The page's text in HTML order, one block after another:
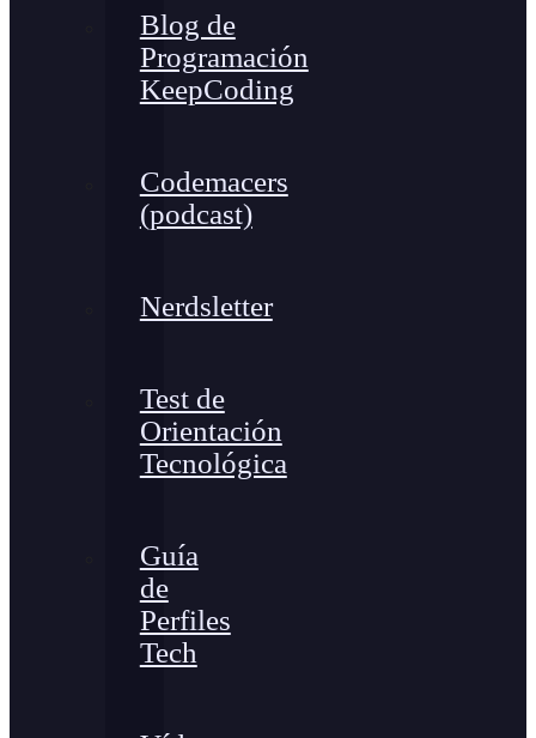
Blog de
Programación
KeepCoding
Codemacers
(podcast)
Nerdsletter
Test de
Orientación
Tecnológica
Guía
de
Perfiles
Tech